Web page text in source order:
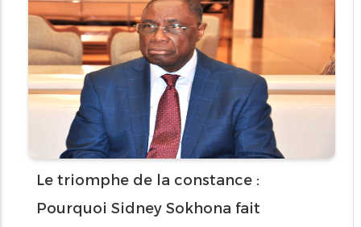
Le triomphe de la constance :
Pourquoi Sidney Sokhona fait